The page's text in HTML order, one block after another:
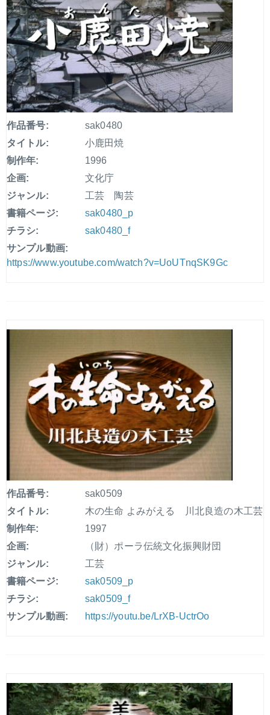
作品番号:
sak0480
タイトル:
小鹿田焼
制作年:
1996
企画:
文化庁
ジャンル:
工芸 陶芸
書籍ページ:
sak0480_p
チラシ:
sak0480_f
サンプル動画:
https://www.youtube.com/watch?v=UoUTnqSK9Gc
作品番号:
sak0509
タイトル:
木の生命 よみがえる 川北良造の木工芸
制作年:
1997
企画:
（財）ポーラ伝統文化振興財団
ジャンル:
工芸
書籍ページ:
sak0509_p
チラシ:
sak0509_f
サンプル動画:
https://youtu.be/LrXB-UctrOo